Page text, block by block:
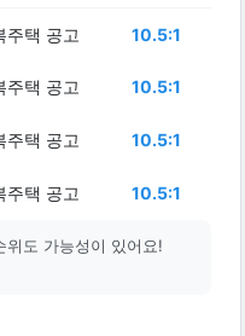
주택 공고 10.5:1
주택 공고 10.5:1
주택 공고 10.5:1
주택 공고 10.5:1
위도 가능성이 있어요!